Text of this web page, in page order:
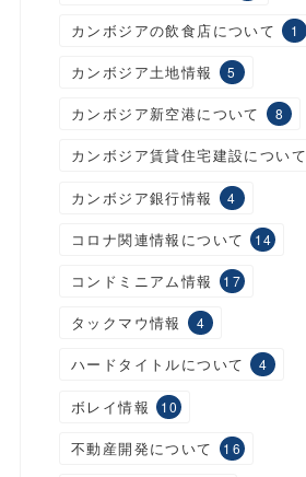
カンボジアの飲食店について 1
カンボジア土地情報 5
カンボジア新空港について 8
カンボジア賃貸住宅建設について
カンボジア銀行情報 4
コロナ関連情報について 14
コンドミニアム情報 17
タックマウ情報 4
ハードタイトルについて 4
ボレイ情報 10
不動産開発について 16